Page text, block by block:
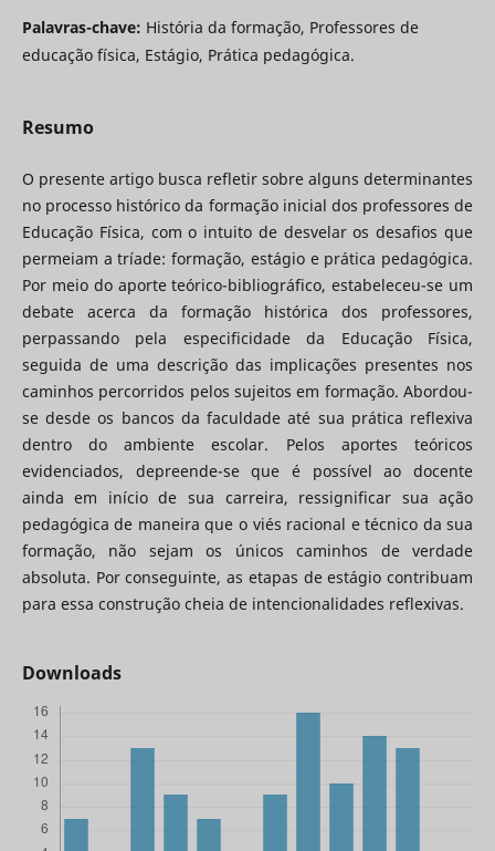
Palavras-chave: História da formação, Professores de
educação física, Estágio, Prática pedagógica.
Resumo
O presente artigo busca refletir sobre alguns determinantes
no processo histórico da formação inicial dos professores de
Educação Física, com o intuito de desvelar os desafios que
permeiam a tríade: formação, estágio e prática pedagógica.
Por meio do aporte teórico-bibliográfico, estabeleceu-se um
debate acerca da formação histórica dos professores,
perpassando pela especificidade da Educação Física,
seguida de uma descrição das implicações presentes nos
caminhos percorridos pelos sujeitos em formação. Abordou-
se desde os bancos da faculdade até sua prática reflexiva
dentro do ambiente escolar. Pelos aportes teóricos
evidenciados, depreende-se que é possível ao docente
ainda em início de sua carreira, ressignificar sua ação
pedagógica de maneira que o viés racional e técnico da sua
formação, não sejam os únicos caminhos de verdade
absoluta. Por conseguinte, as etapas de estágio contribuam
para essa construção cheia de intencionalidades reflexivas.
Downloads